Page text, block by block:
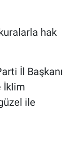
hak
İl Başkanı
İklim
ile